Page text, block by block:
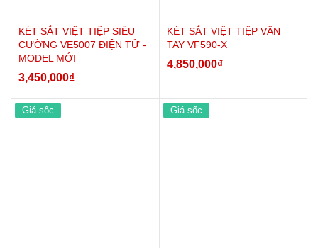
KÉT SẮT VIỆT TIỆP SIÊU
CƯỜNG VE5007 ĐIỆN TỬ -
MODEL MỚI
3,450,000₫
KÉT SẮT VIỆT TIỆP VÂN
TAY VF590-X
4,850,000₫
Giá sốc Giá sốc